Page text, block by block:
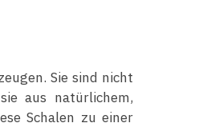
Sie sind nicht
aus natürlichem,
Schalen zu einer